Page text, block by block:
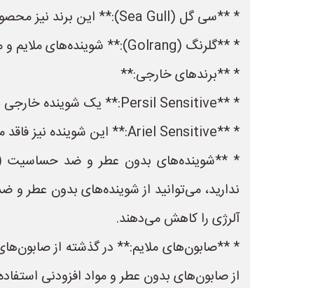
* **سی گل (Sea Gull):** این برند نیز محصولات با کیفیتی برای کودکان تولید می‌کند، از جمله شوینده لباس.
* **گلرنگ (Golrang):** شوینده‌های ملایم و مقرون‌به‌صرفه‌ای برای لباس نوزاد دارد.
* **برندهای خارجی:**
* **Persil Sensitive:** یک شوینده خارجی با کیفیت است که برای پوست‌های حساس مناسب است.
* **Ariel Sensitive:** این شوینده نیز فاقد مواد حساسیت‌زا و مناسب لباس نوزاد است.
ندارید، می‌توانید از شوینده‌های بدون
آلرژی را کاهش می‌دهند.
* **صابون‌های ملایم:** در گذشته از
از صابون‌های بدون عطر و مواد افزودنی